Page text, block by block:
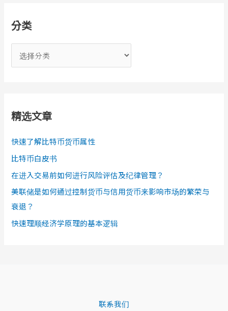
分类
类
精选文章
快速了解比特币货币属性
比特币白皮书
在进入交易前如何进行风险评估及纪律管理？
美联储是如何通过控制货币与信用货币来影响市场的繁荣与
衰退？
快速理顺经济学原理的基本逻辑
联系我们